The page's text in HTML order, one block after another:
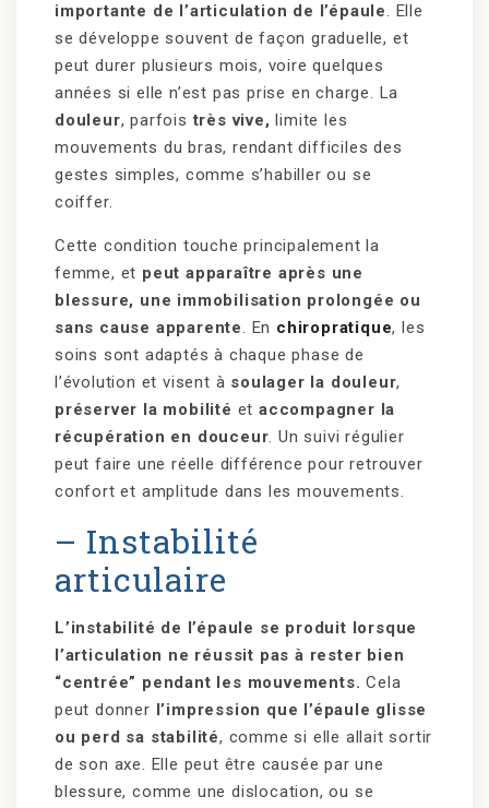
importante de l’articulation de l’épaule. Elle
se développe souvent de façon graduelle, et
peut durer plusieurs mois, voire quelques
années si elle n’est pas prise en charge. La
douleur, parfoistrès vive, limite les
mouvements du bras, rendant difficiles des
gestes simples, comme s’habiller ou se
coiffer.
Cette condition touche principalement la
femme, et peut apparaître après une
blessure, une immobilisation prolongée ou
sans cause apparente. En chiropratique, les
soins sont adaptés à chaque phase de
l’évolution et visent à soulager la douleur,
préserver la mobilité etaccompagner la
récupération en douceur. Un suivi régulier
peut faire une réelle différence pour retrouver
confort et amplitude dans les mouvements.
– Instabilité
articulaire
L’instabilité de l’épaule se produit lorsque
l’articulation ne réussit pas à rester bien
“centrée” pendant les mouvements. Cela
peut donner l’impression que l’épaule glisse
ou perd sa stabilité, comme si elle allait sortir
de son axe. Elle peut être causée par une
blessure, comme une dislocation, ou se